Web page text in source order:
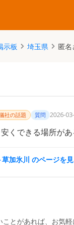
示板 埼玉県 匿名
社の話題 質問 2026-
くできる場所が
加氷川 のページを
とがあれば、お気軽